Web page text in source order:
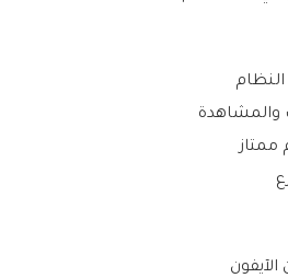
والمشاهدة
ممتاز